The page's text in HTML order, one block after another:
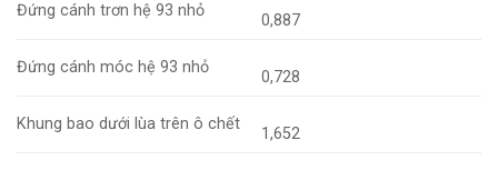
Đứng cánh trơn hệ 93 nhỏ
0,887
Đứng cánh móc hệ 93 nhỏ
0,728
Khung bao dưới lùa trên ô chết
1,652